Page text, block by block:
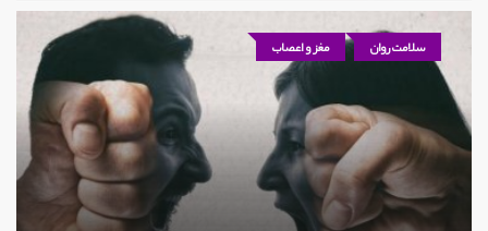
سلامت روان مغز و اعصاب